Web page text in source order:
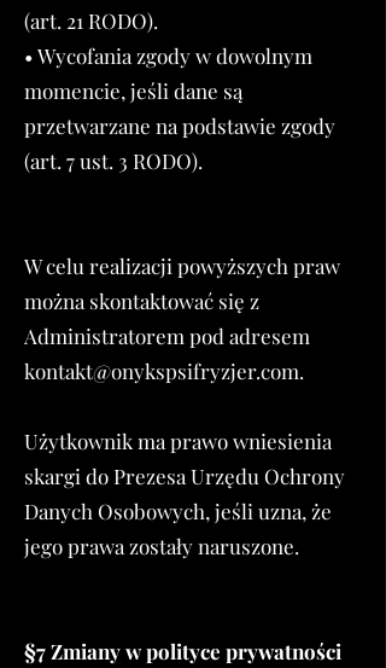
(art. 21 RODO).
• Wycofania zgody w dowolnym
momencie, jeśli dane są
przetwarzane na podstawie zgody
(art. 7 ust. 3 RODO).
W celu realizacji powyższych praw
można skontaktować się z
Administratorem pod adresem
kontakt@onykspsifryzjer.com.
Użytkownik ma prawo wniesienia
skargi do Prezesa Urzędu Ochrony
Danych Osobowych, jeśli uzna, że
jego prawa zostały naruszone.
§7 Zmiany w polityce prywatności​